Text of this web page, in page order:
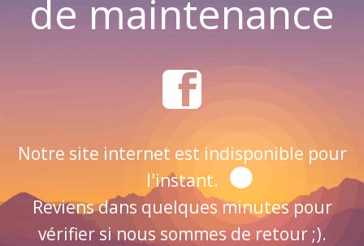
de maintenance
Notre site internet est indisponible pour
l'instant.
Reviens dans quelques minutes pour
vérifier si nous sommes de retour ;).